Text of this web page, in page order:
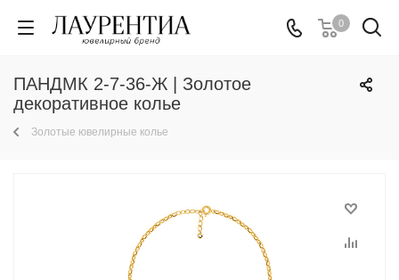
0
ПАНДМК 2-7-36-Ж | Золотое
декоративное колье
Золотые ювелирные колье